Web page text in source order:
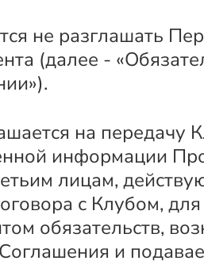
не разглашать
(далее -
на передачу
информации
лицам,
с Клубом,
обязательств,
и